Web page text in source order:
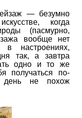
— безумно
когда
(пасмурно,
вообще нет
настроениях,
так, а завтра
одно и то же
получаться по-
день не похож